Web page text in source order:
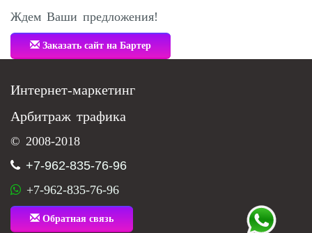
Ждем Ваши предложения!
Заказать сайт на Бартер
Интернет-маркетинг
Арбитраж трафика
© 2008-2018
+7-962-835-76-96
+7-962-835-76-96
Обратная связь